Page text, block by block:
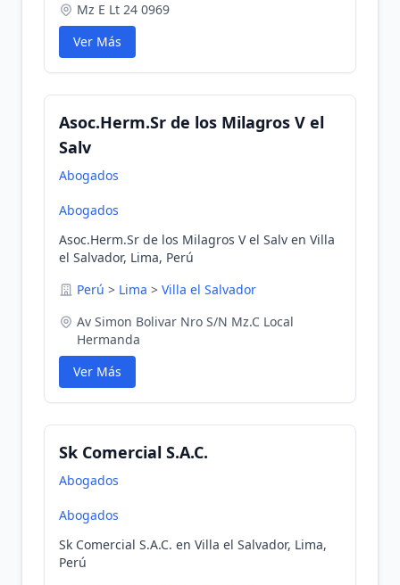
Mz E Lt 24 0969
Ver Más
Asoc.Herm.Sr de los Milagros V el
Salv
Abogados
Abogados
Asoc.Herm.Sr de los Milagros V el Salv en Villa
el Salvador, Lima, Perú
Perú > Lima > Villa el Salvador
Av Simon Bolivar Nro S/N Mz.C Local
Hermanda
Ver Más
Sk Comercial S.A.C.
Abogados
Abogados
Sk Comercial S.A.C. en Villa el Salvador, Lima,
Perú